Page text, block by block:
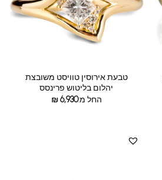
טבעת אירוסין טוויסט משובצת
יהלום בליטוש פרינסס
החל מ:
₪6,930